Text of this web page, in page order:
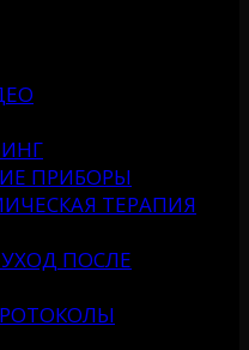
ПРИБОРЫ
ТЕРАПИЯ
ПОСЛЕ